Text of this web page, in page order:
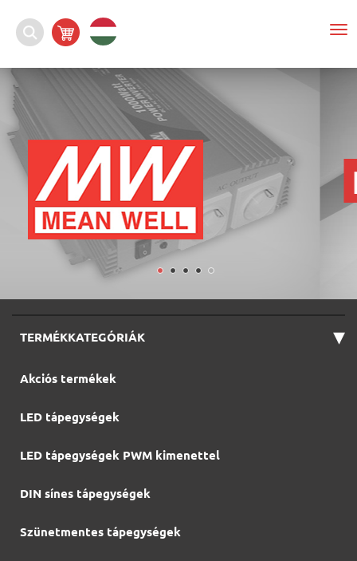
TERMÉKKATEGÓRIÁK ▾
Akciós termékek
LED tápegységek
LED tápegységek PWM kimenettel
DIN sínes tápegységek
Szünetmentes tápegységek